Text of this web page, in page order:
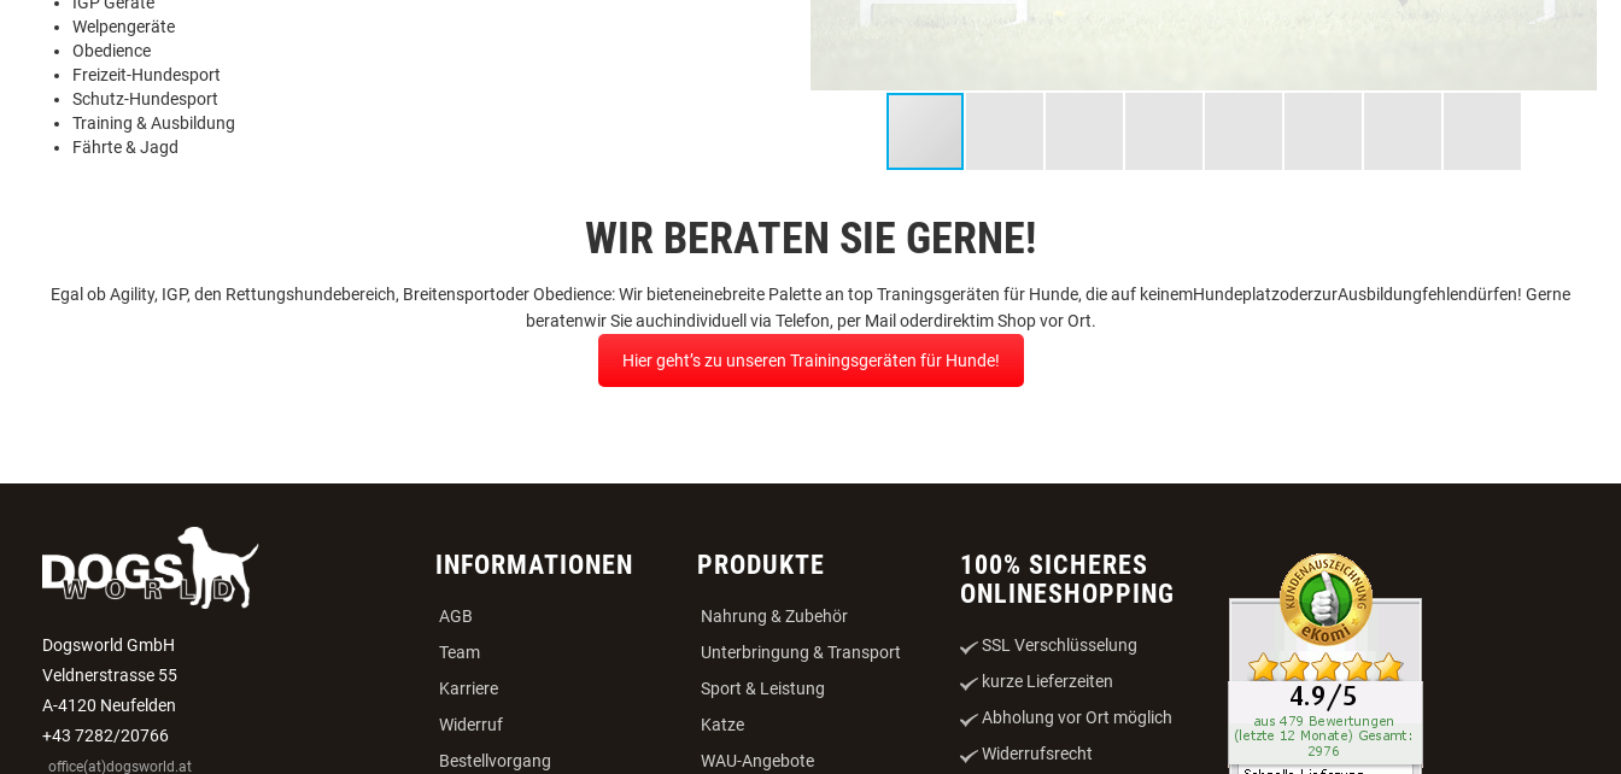
Welpengeräte
Obedience
Freizeit-Hundesport
Schutz-Hundesport
Training & Ausbildung
Fährte & Jagd
WIR BERATEN SIE GERNE!
Egal obAgility, IGP, den Rettungshundebereich, BreitensportoderObedience:Wir bieteneinebreite Palettean topTraningsgeräten für Hunde, die auf keinemHundeplatzoderzurAusbildungfehlendürfen! Gerne
beratenwirSieauchindividuell via Telefon, per Mail oderdirektimShopvorOrt.
Hier geht’s zu unseren Trainingsgeräten für Hunde!
Dogsworld GmbH
Veldnerstrasse 55
A-4120 Neufelden
+43 7282/20766
office(at)dogsworld.at
INFORMATIONEN
AGB
Team
Karriere
Widerruf
Bestellvorgang
PRODUKTE
Nahrung & Zubehör
Unterbringung & Transport
Sport & Leistung
Katze
WAU-Angebote
100% SICHERES
ONLINESHOPPING
SSL Verschlüsselung
kurze Lieferzeiten
Abholung vor Ort möglich
Widerrufsrecht